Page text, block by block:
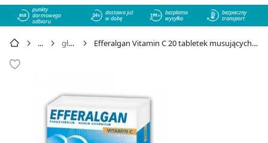
858
punkty
darmowego
odbioru
dostawa już
w dobę
bezpłatna
wysyłka
bezpieczny
transport
głowa Efferalgan Vitamin C 20 tabletek musujących - cena 14,19 zł